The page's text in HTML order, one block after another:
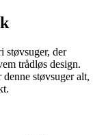
støvsuger, der
trådløs design.
støvsuger alt,